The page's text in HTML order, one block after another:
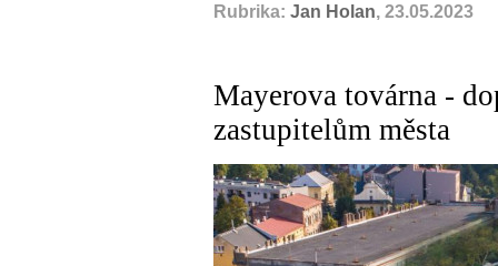
Rubrika: Jan Holan, 23.05.2023
Mayerova továrna -
zastupitelům města